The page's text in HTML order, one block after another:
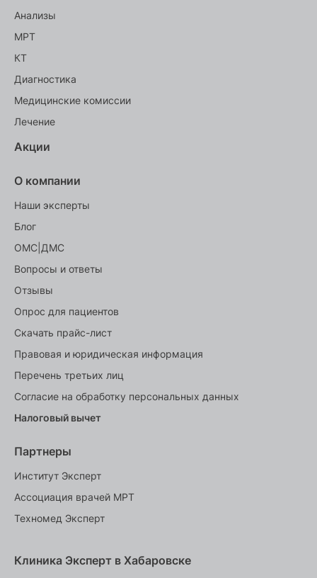
Анализы
МРТ
КТ
Диагностика
Медицинские комиссии
Лечение
Акции
О компании
Наши эксперты
Блог
ОМС|ДМС
Вопросы и ответы
Отзывы
Опрос для пациентов
Скачать прайс-лист
Правовая и юридическая информация
Перечень третьих лиц
Согласие на обработку персональных данных
Налоговый вычет
Партнеры
Институт Эксперт
Ассоциация врачей МРТ
Техномед Эксперт
Клиника Эксперт в Хабаровске